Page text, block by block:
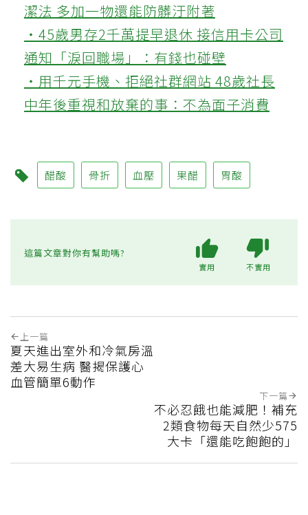
潔法 多加一物還能防髒汙附著
‧45歲男存2千萬提早退休 接信用卡公司
通知「淚回職場」：有錢也碰壁
‧用千元手機、拒絕社群網站 48歲社長
中年後重視和放棄的事：不為面子消費
醋酸 骨折 血壓 果醋 胃酸
這篇文章對你有幫助嗎?
實用 不實用
上一篇
夏天進出室外和冷氣房溫
差大易生病 醫揭保護心
血管簡單6動作
下一篇
不必忍餓也能減肥！補充
2類食物每天自然少575
大卡「還能吃飽飽的」